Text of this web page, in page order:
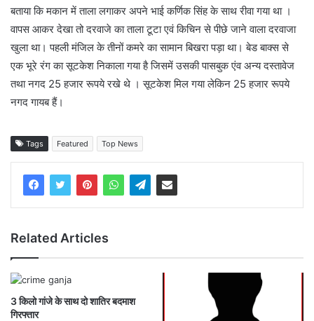
बताया कि मकान में ताला लगाकर अपने भाई कर्णिक सिंह के साथ रीवा गया था ।
वापस आकर देखा तो दरवाजे का ताला टूटा एवं किचिन से पीछे जाने वाला दरवाजा
खुला था। पहली मंजिल के तीनों कमरे का सामान बिखरा पड़ा था। बेड बाक्स से
एक भूरे रंग का सूटकेश निकाला गया है जिसमें उसकी पासबुक एंव अन्य दस्तावेज
तथा नगद 25 हजार रूपये रखे थे । सूटकेश मिल गया लेकिन 25 हजार रूपये
नगद गायब हैं।
Tags Featured Top News
Related Articles
3 किलो गांजे के साथ दो शातिर बदमाश
गिरफ्तार